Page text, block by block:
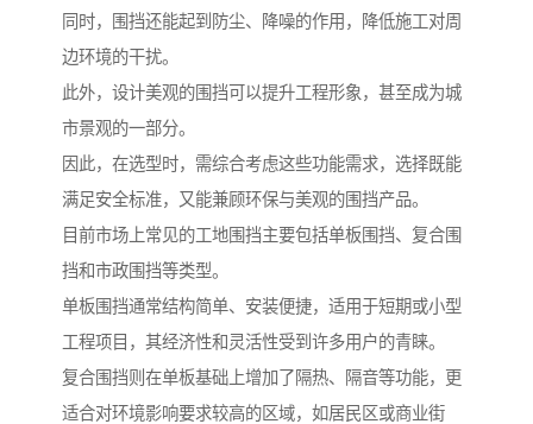
同时，围挡还能起到防尘、降噪的作用，降低施工对周
边环境的干扰。
此外，设计美观的围挡可以提升工程形象，甚至成为城
市景观的一部分。
因此，在选型时，需综合考虑这些功能需求，选择既能
满足安全标准，又能兼顾环保与美观的围挡产品。
目前市场上常见的工地围挡主要包括单板围挡、复合围
挡和市政围挡等类型。
单板围挡通常结构简单、安装便捷，适用于短期或小型
工程项目，其经济性和灵活性受到许多用户的青睐。
复合围挡则在单板基础上增加了隔热、隔音等功能，更
适合对环境影响要求较高的区域，如居民区或商业街